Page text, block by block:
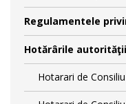
Regulamentele
Hotărârile
Hotarari de Consiliu